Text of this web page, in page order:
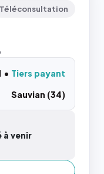
Téléconsultation
Tiers payant
Sauvian (34)
à venir